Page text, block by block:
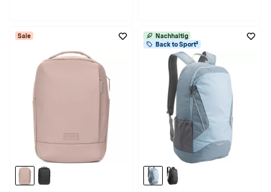
Sale
Nachhaltig
Back to Sport²